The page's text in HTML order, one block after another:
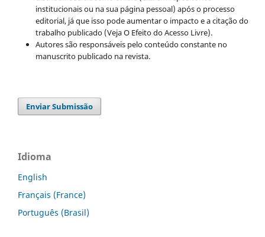
institucionais ou na sua página pessoal) após o processo
editorial, já que isso pode aumentar o impacto e a citação do
trabalho publicado (Veja O Efeito do Acesso Livre).
Autores são responsáveis pelo conteúdo constante no
manuscrito publicado na revista.
Enviar Submissão
Idioma
English
Français (France)
Português (Brasil)